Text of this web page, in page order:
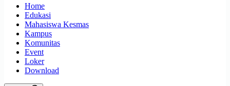
Home
Edukasi
Mahasiswa Kesmas
Kampus
Komunitas
Event
Loker
Download